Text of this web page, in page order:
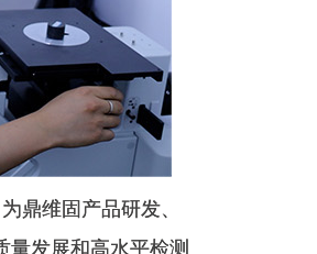
鼎维固产品研发、
量发展和高水平检测